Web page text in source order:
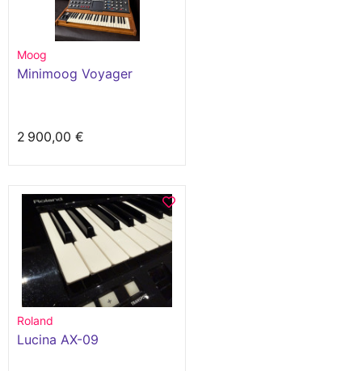
Moog
Minimoog Voyager
2 900,00 €
Roland
Lucina AX-09